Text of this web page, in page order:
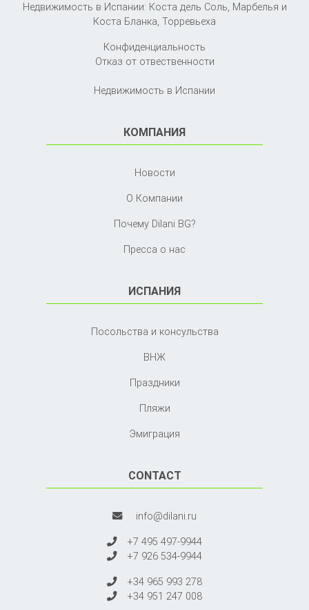
Недвижимость в Испании: Коста дель Соль, Марбелья и
Коста Бланка, Торревьеха
Конфиденциальность
Отказ от отвественности
Недвижимость в Испании
КОМПАНИЯ
Новости
О Компании
Почему Dilani BG?
Пресса о нас
ИСПАНИЯ
Посольства и консульства
ВНЖ
Праздники
Пляжи
Эмиграция
CONTACT
info@dilani.ru
+7 495 497-9944
+7 926 534-9944
+34 965 993 278
+34 951 247 008